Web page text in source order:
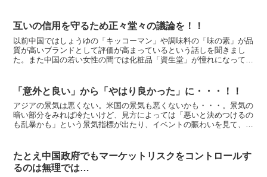
互いの信用を守るため正々堂々の議論を！！
以前中国ではしょうゆの「キッコーマン」や調味料の「味の素」が品
質が高いブランドとして評価が高まっているという話しを聞きまし
た。また中国の若い女性の間では化粧品「資生堂」が憧れになってい
「意外と良い」から「やはり良かった」に・・・！！
アジアの景気は悪くない。米国の景気も悪くないかも・・・。景気の
暗い部分をみれば冷たいけど、見方によっては「悪いと決めつけるの
も乱暴かも」という景気指標が出たり、イベントの賑わいを見て、迷
たとえ中国政府でもマーケットリスクをコントロールす
るのは無理では…